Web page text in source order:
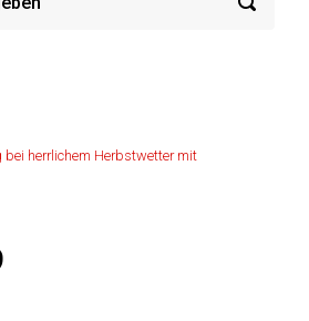
herrlichem Herbstwetter mit